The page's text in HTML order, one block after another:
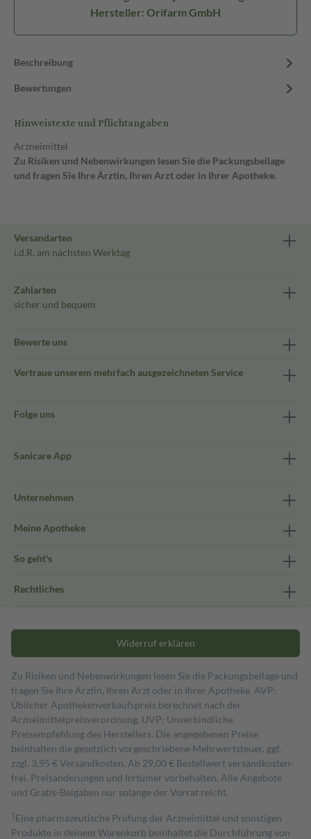
Hersteller: Orifarm GmbH
Beschreibung
Bewertungen
Hinweistexte und Pflichtangaben
Arzneimittel
Zu Risiken und Nebenwirkungen lesen Sie die Packungsbeilage
und fragen Sie Ihre Ärztin, Ihren Arzt oder in Ihrer Apotheke.
Versandarten
i.d.R. am nächsten Werktag
Zahlarten
sicher und bequem
Bewerte uns
Vertraue unserem mehrfach ausgezeichneten Service
Folge uns
Sanicare App
Unternehmen
Meine Apotheke
So geht's
Rechtliches
Widerruf erklären
Zu Risiken und Nebenwirkungen lesen Sie die Packungsbeilage und
fragen Sie Ihre Ärztin, Ihren Arzt oder in Ihrer Apotheke. AVP:
Üblicher Apothekenverkaufspreis berechnet nach der
Arzneimittelpreisverordnung. UVP: Unverbindliche
Preisempfehlung des Herstellers. Die angegebenen Preise
beinhalten die gesetzlich vorgeschriebene Mehrwertsteuer, ggf.
zzgl. 3,95 € Versandkosten. Ab 29,00 € Bestell­wert versand­kosten­
frei. Preisänderungen und Irrtümer vorbehalten. Alle Angebote
und Gratis-Beigaben nur solange der Vorrat reicht.
1 Eine pharmazeutische Prüfung der Arzneimittel und sonstigen
Produkte in deinem Warenkorb beinhaltet die Durchführung von